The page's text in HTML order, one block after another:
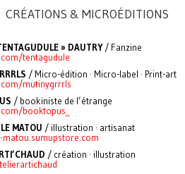
CRÉATIONS & MICROÉDITIONS
» DAUTRY/ Fanzine
tentagudule
/ Micro-édition · Micro-label · Print-art
mutinygrrrls
/ bookiniste de l’étrange
booktopus_
MATOU / illustration · artisanat
matou.sumupstore.com
/ création · illustration